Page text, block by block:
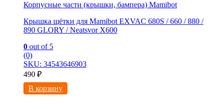
Корпусные части (крышки, бампера) Mamibot
Крышка щётки для Mamibot EXVAC 680S / 660 / 880 /
890 GLORY / Neatsvor X600
0 out of 5
(0)
SKU: 34543646903
490 ₽
В корзину